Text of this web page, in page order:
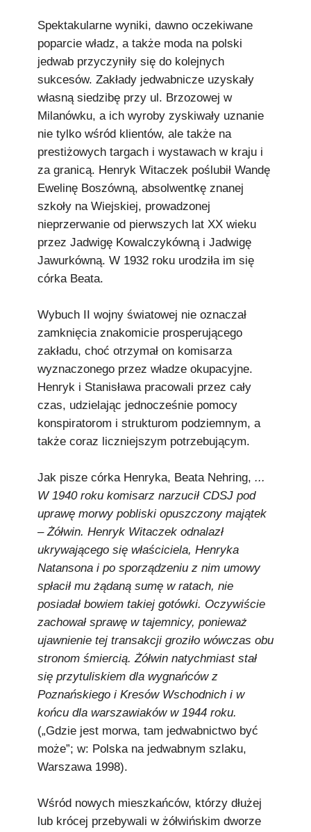
Spektakularne wyniki, dawno oczekiwane
poparcie władz, a także moda na polski
jedwab przyczyniły się do kolejnych
sukcesów. Zakłady jedwabnicze uzyskały
własną siedzibę przy ul. Brzozowej w
Milanówku, a ich wyroby zyskiwały uznanie
nie tylko wśród klientów, ale także na
prestiżowych targach i wystawach w kraju i
za granicą. Henryk Witaczek poślubił Wandę
Ewelinę Boszówną, absolwentkę znanej
szkoły na Wiejskiej, prowadzonej
nieprzerwanie od pierwszych lat XX wieku
przez Jadwigę Kowalczykówną i Jadwigę
Jawurkówną. W 1932 roku urodziła im się
córka Beata.
Wybuch II wojny światowej nie oznaczał
zamknięcia znakomicie prosperującego
zakładu, choć otrzymał on komisarza
wyznaczonego przez władze okupacyjne.
Henryk i Stanisława pracowali przez cały
czas, udzielając jednocześnie pomocy
konspiratorom i strukturom podziemnym, a
także coraz liczniejszym potrzebującym.
Jak pisze córka Henryka, Beata Nehring, ...
W 1940 roku komisarz narzucił CDSJ pod
uprawę morwy pobliski opuszczony majątek
– Żółwin. Henryk Witaczek odnalazł
ukrywającego się właściciela, Henryka
Natansona i po sporządzeniu z nim umowy
spłacił mu żądaną sumę w ratach, nie
posiadał bowiem takiej gotówki. Oczywiście
zachował sprawę w tajemnicy, ponieważ
ujawnienie tej transakcji groziło wówczas obu
stronom śmiercią. Żółwin natychmiast stał
się przytuliskiem dla wygnańców z
Poznańskiego i Kresów Wschodnich i w
końcu dla warszawiaków w 1944 roku.
(„Gdzie jest morwa, tam jedwabnictwo być
może”; w: Polska na jedwabnym szlaku,
Warszawa 1998).
Wśród nowych mieszkańców, którzy dłużej
lub krócej przebywali w żółwińskim dworze